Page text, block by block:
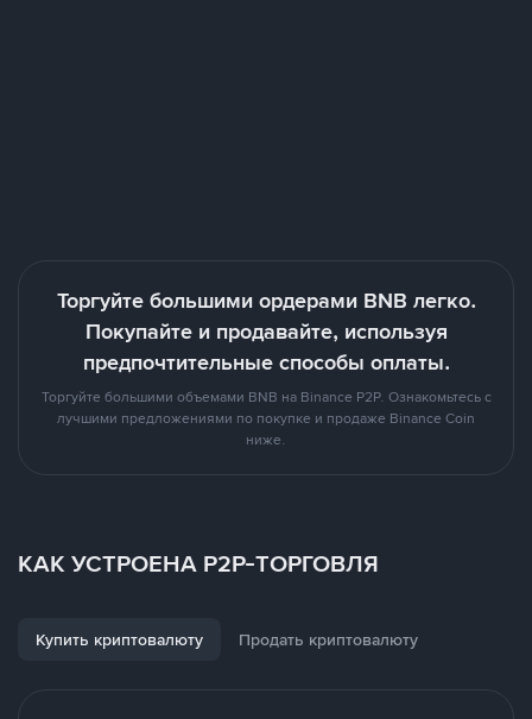
Торгуйте большими ордерами BNB легко.
Покупайте и продавайте, используя
предпочтительные способы оплаты.
Торгуйте большими объемами BNB на Binance P2P. Ознакомьтесь с
лучшими предложениями по покупке и продаже Binance Coin
ниже.
КАК УСТРОЕНА P2P-ТОРГОВЛЯ
Купить криптовалюту Продать криптовалюту